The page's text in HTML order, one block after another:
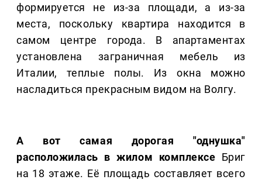
формируется не из-за площади, а из-за
места, поскольку квартира находится в
самом центре города. В апартаментах
установлена заграничная мебель из
Италии, теплые полы. Из окна можно
насладиться прекрасным видом на Волгу.
А вот самая дорогая "однушка"
расположилась в жилом комплексе Бриг
на 18 этаже. Её площадь составляет всего